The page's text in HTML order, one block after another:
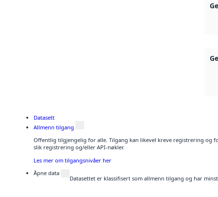
Datasett
Allmenn tilgang
Offentlig tilgjengelig for alle. Tilgang kan likevel kreve registrering og
slik registrering og/eller API-nøkler.
Les mer om tilgangsnivåer her
Åpne data
Datasettet er klassifisert som allmenn tilgang og har